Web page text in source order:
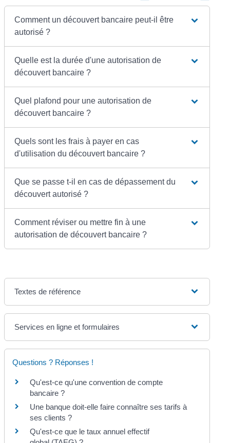
Comment un découvert bancaire peut-il être
autorisé ?
Quelle est la durée d'une autorisation de
découvert bancaire ?
Quel plafond pour une autorisation de
découvert bancaire ?
Quels sont les frais à payer en cas
d'utilisation du découvert bancaire ?
Que se passe t-il en cas de dépassement du
découvert autorisé ?
Comment réviser ou mettre fin à une
autorisation de découvert bancaire ?
Textes de référence
Services en ligne et formulaires
Questions ? Réponses !
Qu'est-ce qu'une convention de compte
bancaire ?
Une banque doit-elle faire connaître ses tarifs à
ses clients ?
Qu'est-ce que le taux annuel effectif